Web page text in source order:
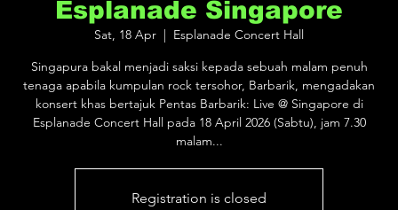
Esplanade Singapore
Sat, 18 Apr
Esplanade Concert Hall
Singapura bakal menjadi saksi kepada sebuah malam penuh
tenaga apabila kumpulan rock tersohor, Barbarik, mengadakan
konsert khas bertajuk Pentas Barbarik: Live @ Singapore di
Esplanade Concert Hall pada 18 April 2026 (Sabtu), jam 7.30
malam...
Registration is closed